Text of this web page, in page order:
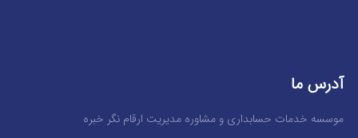
آدرس ما
موسسه خدمات حسابداری و مشاوره مدیریت ارقام نگر خبره